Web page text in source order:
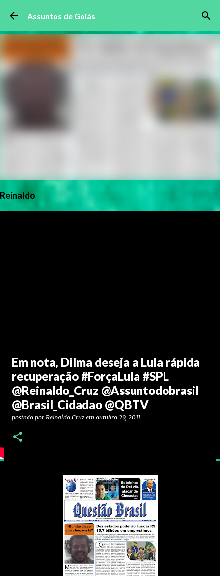
Pular para o conteúdo principal
Assuntos de Goiás
Reinaldo
Em nota, Dilma deseja a Lula rápida
recuperação #ForçaLula #SPL
@Reinaldo_Cruz @Assuntodobrasil
@Brasil_Cidadao @QBTV
postado por Reinaldo Cruz em outubro 29, 2011